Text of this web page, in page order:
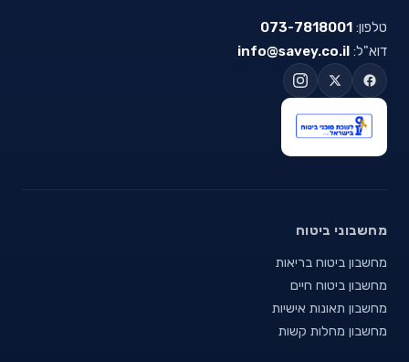
טלפון: 073-7818001
דוא"ל: info@savey.co.il
מחשבוני ביטוח
מחשבון ביטוח בריאות
מחשבון ביטוח חיים
מחשבון תאונות אישיות
מחשבון מחלות קשות